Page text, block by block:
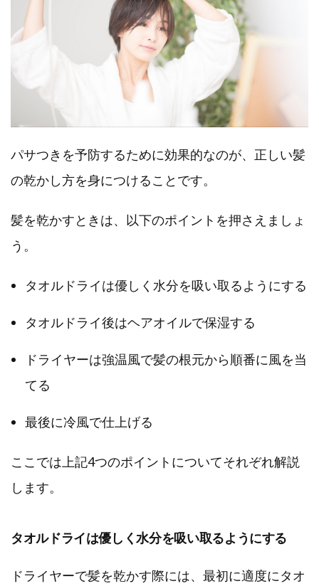
パサつきを予防するために効果的なのが、正しい髪
の乾かし方を身につけることです。
髪を乾かすときは、以下のポイントを押さえましょ
う。
タオルドライは優しく水分を吸い取るようにする
タオルドライ後はヘアオイルで保湿する
ドライヤーは強温風で髪の根元から順番に風を当
てる
最後に冷風で仕上げる
ここでは上記4つのポイントについてそれぞれ解説
します。
タオルドライは優しく水分を吸い取るようにする
ドライヤーで髪を乾かす際には、最初に適度にタオ